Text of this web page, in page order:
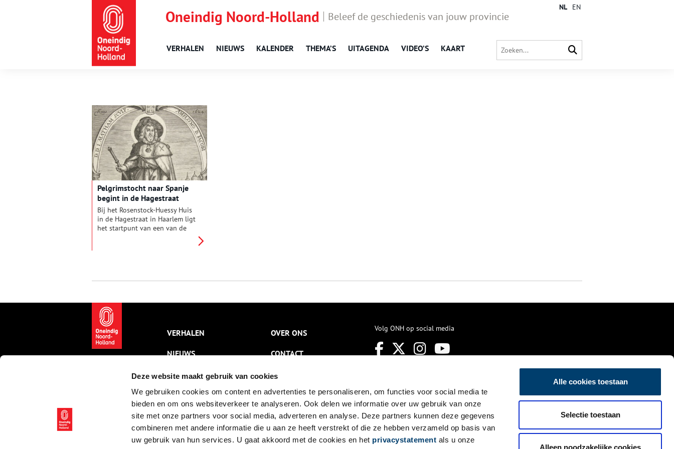
Deze website maakt gebruik van cookies
We gebruiken cookies om content en advertenties te personaliseren, om functies voor social media te
bieden en om ons websiteverkeer te analyseren. Ook delen we informatie over uw gebruik van onze
site met onze partners voor social media, adverteren en analyse. Deze partners kunnen deze gegevens
combineren met andere informatie die u aan ze heeft verstrekt of die ze hebben verzameld op basis van
uw gebruik van hun services. U gaat akkoord met de cookies en het privacystatement als u onze
Alle cookies toestaan
Selectie toestaan
Alleen noodzakelijke cookies
Oneindig Noord-Holland Beleef de geschiedenis van jouw provincie
VERHALEN NIEUWS KALENDER THEMA’S UITAGENDA VIDEO’S KAART
NL EN
Pelgrimstocht naar Spanje
begint in de Hagestraat
Bij het Rosenstock-Huessy Huis
in de Hagestraat in Haarlem ligt
het startpunt van een van de
VERHALEN
NIEUWS
KALENDER
THEMA’S
ACTIVITEITEN
VIDEO’S
OVER ONS
CONTACT
NIEUWSBRIEF
DISCLAIMER
PRIVACY
TOEGANKELIJKHEID
Volg ONH op social media